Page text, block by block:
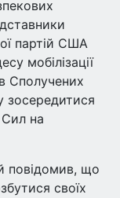
партій США
мобілізації
Сполучених
Сил на
повідомив, що
своїх